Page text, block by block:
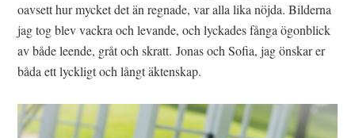
oavsett hur mycket det än regnade, var alla lika nöjda. Bilderna
jag tog blev vackra och levande, och lyckades fånga ögonblick
av både leende, gråt och skratt. Jonas och Sofia, jag önskar er
båda ett lyckligt och långt äktenskap.